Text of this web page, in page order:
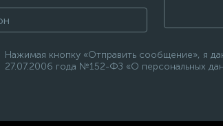
Нажимая кнопку «Отправить сообщение», я
27.07.2006 года №152-ФЗ «О персональных